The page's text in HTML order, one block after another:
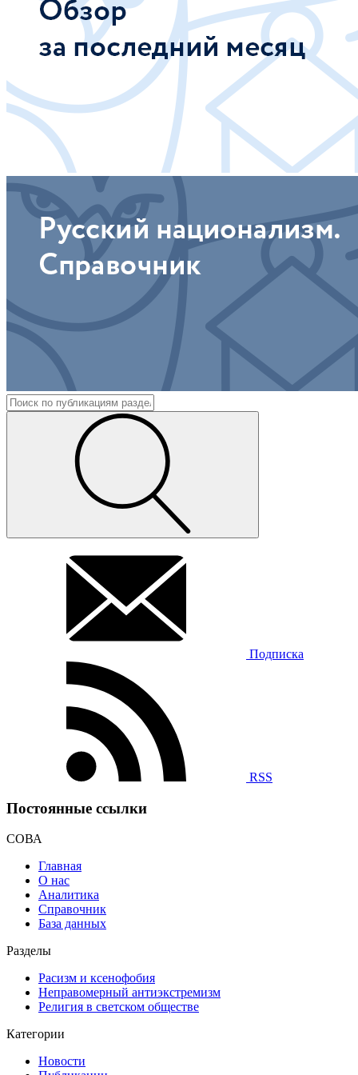
Подписка
RSS
Постоянные ссылки
СОВА
Главная
О нас
Аналитика
Справочник
База данных
Разделы
Расизм и ксенофобия
Неправомерный антиэкстремизм
Религия в светском обществе
Категории
Новости